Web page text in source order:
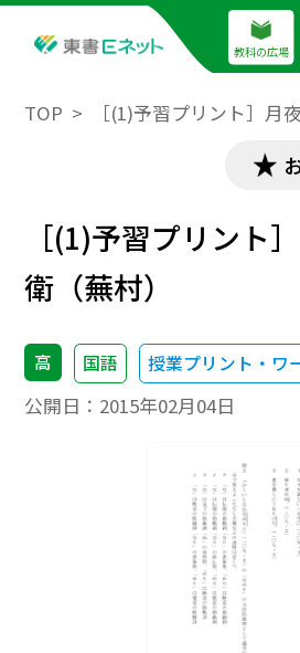
教科の広場
TOP ［(1)予習プリント］月
［(1)予習プリント
衛（蕪村）
高 国語 授業プリント・ワ
公開日： 2015年02月04日